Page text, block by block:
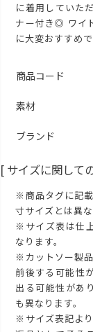
に着用していた
ナー付き◎ ワイ
に大変おすすめで
商品コード
素材
ブランド
[ サイズに関して
※商品タグに記
寸サイズとは異な
※サイズ表は仕
なります。
※カットソー製
前後する可能性
出る可能性があ
も異なります。
※サイズ表記よ